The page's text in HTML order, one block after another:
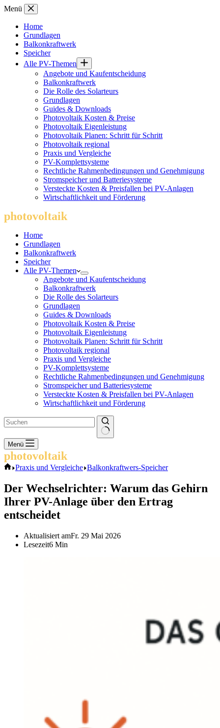
Zum
springen
Menü
Home
Grundlagen
Balkonkraftwerk
Speicher
Alle PV-Themen
Angebote und Kaufentscheidung
Balkonkraftwerk
Die Rolle des Solarteurs
Grundlagen
Guides & Downloads
Photovoltaik Kosten & Preise
Photovoltaik Eigenleistung
Photovoltaik Planen: Schritt für Schritt
Photovoltaik regional
Praxis und Vergleiche
PV-Komplettsysteme
Rechtliche Rahmenbedingungen und Genehmigung
Stromspeicher und Batteriesysteme
Versteckte Kosten & Preisfallen bei PV-Anlagen
Wirtschaftlichkeit und Förderung
photovoltaik
Home
Grundlagen
Balkonkraftwerk
Speicher
Alle PV-Themen
Angebote und Kaufentscheidung
Balkonkraftwerk
Die Rolle des Solarteurs
Grundlagen
Guides & Downloads
Photovoltaik Kosten & Preise
Photovoltaik Eigenleistung
Photovoltaik Planen: Schritt für Schritt
Photovoltaik regional
Praxis und Vergleiche
PV-Komplettsysteme
Rechtliche Rahmenbedingungen und Genehmigung
Stromspeicher und Batteriesysteme
Versteckte Kosten & Preisfallen bei PV-Anlagen
Wirtschaftlichkeit und Förderung
Keine
Ergebnisse
Menü
photovoltaik
Start
Praxis und Vergleiche Balkonkraftwers-Speicher
Der Wechselrichter: Warum das Gehirn
Ihrer PV-Anlage über den Ertrag
entscheidet
Aktualisiert amFr. 29 Mai 2026
Lesezeit6 Min